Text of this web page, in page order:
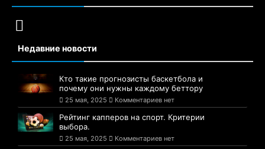
Недавние новости
Кто такие прогнозисты баскетбола и
почему они нужны каждому беттору
25 мая, 2025 Комментариев нет
Рейтинг капперов на спорт. Критерии
выбора.
25 мая, 2025 Комментариев нет